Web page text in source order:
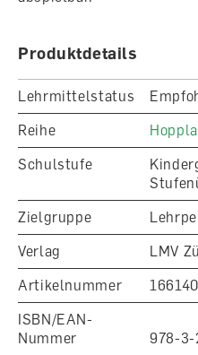
Produktdetails
Lehrmittelstatus
Reihe
Hoppla
Schulstufe
Zielgruppe
Verlag
LMV
Artikelnummer
ISBN/EAN-
Nummer
978-